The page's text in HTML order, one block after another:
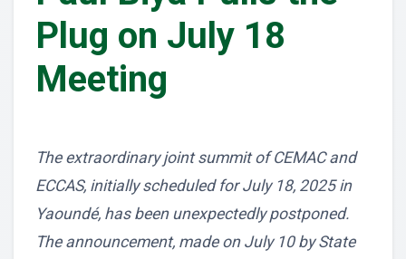
Plug on July 18
Meeting
The extraordinary joint summit of CEMAC and
ECCAS, initially scheduled for July 18, 2025 in
Yaoundé, has been unexpectedly postponed.
The announcement, made on July 10 by State